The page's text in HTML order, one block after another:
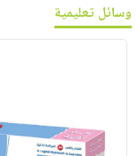
وسائل تعليمية